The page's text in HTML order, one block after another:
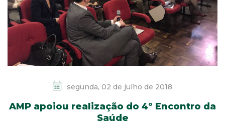
segunda, 02 de julho de 2018
AMP apoiou realização do 4º Encontro da
Saúde